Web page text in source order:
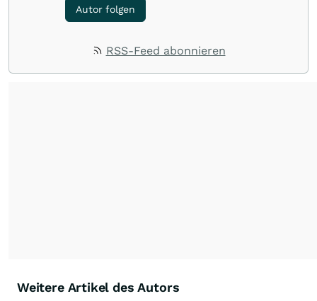
Autor folgen
RSS-Feed abonnieren
Weitere Artikel des Autors